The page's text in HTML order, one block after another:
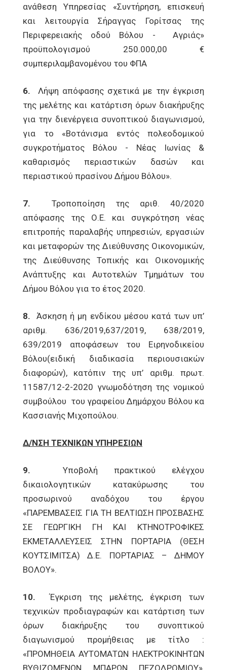
ανάθεση Υπηρεσίας «Συντήρηση, επισκευή
και λειτουργία Σήραγγας Γορίτσας της
Περιφερειακής οδού Βόλου - Αγριάς»
προϋπολογισμού 250.000,00 €
συμπεριλαμβανομένου του ΦΠΑ
6. Λήψη απόφασης σχετικά με την έγκριση
της μελέτης και κατάρτιση όρων διακήρυξης
για την διενέργεια συνοπτικού διαγωνισμού,
για το «Βοτάνισμα εντός πολεοδομικού
συγκροτήματος Βόλου - Νέας Ιωνίας &
καθαρισμός περιαστικών δασών και
περιαστικού πρασίνου Δήμου Βόλου».
7. Τροποποίηση της αριθ. 40/2020
απόφασης της Ο.Ε. και συγκρότηση νέας
επιτροπής παραλαβής υπηρεσιών, εργασιών
και μεταφορών της Διεύθυνσης Οικονομικών,
της Διεύθυνσης Τοπικής και Οικονομικής
Ανάπτυξης και Αυτοτελών Τμημάτων του
Δήμου Βόλου για το έτος 2020.
8.
Άσκηση ή μη ενδίκου μέσου κατά των υπ’
αριθμ. 636/2019,637/2019, 638/2019,
639/2019 αποφάσεων του Ειρηνοδικείου
Βόλου(ειδική διαδικασία περιουσιακών
διαφορών), κατόπιν της υπ’ αριθμ. πρωτ.
11587/12-2-2020 γνωμοδότηση της νομικού
συμβούλου του γραφείου Δημάρχου Βόλου κα
Κασσιανής Μιχοπούλου.
Δ/ΝΣΗ ΤΕΧΝΙΚΩΝ ΥΠΗΡΕΣΙΩΝ
9.
Υποβολή πρακτικού ελέγχου
δικαιολογητικών κατακύρωσης του
προσωρινού αναδόχου του έργου
«ΠΑΡΕΜΒΑΣΕΙΣ ΓΙΑ ΤΗ ΒΕΛΤΙΩΣΗ ΠΡΟΣΒΑΣΗΣ
ΣΕ ΓΕΩΡΓΙΚΗ ΓΗ ΚΑΙ ΚΤΗΝΟΤΡΟΦΙΚΕΣ
ΕΚΜΕΤΑΛΛΕΥΣΕΙΣ ΣΤΗΝ ΠΟΡΤΑΡΙΑ (ΘΕΣΗ
ΚΟΥΤΣΙΜΙΤΣΑ) Δ.Ε. ΠΟΡΤΑΡΙΑΣ – ΔΗΜΟΥ
ΒΟΛΟΥ».
10.
Έγκριση της μελέτης, έγκριση των
τεχνικών προδιαγραφών και κατάρτιση των
όρων διακήρυξης του συνοπτικού
διαγωνισμού προμήθειας με τίτλο :
«ΠΡΟΜΗΘΕΙΑ ΑΥΤΟΜΑΤΩΝ ΗΛΕΚΤΡΟΚΙΝΗΤΩΝ
ΒΥΘΙΖΟΜΕΝΩΝ ΜΠΑΡΩΝ ΠΕΖΟΔΡΟΜΙΟΥ»,